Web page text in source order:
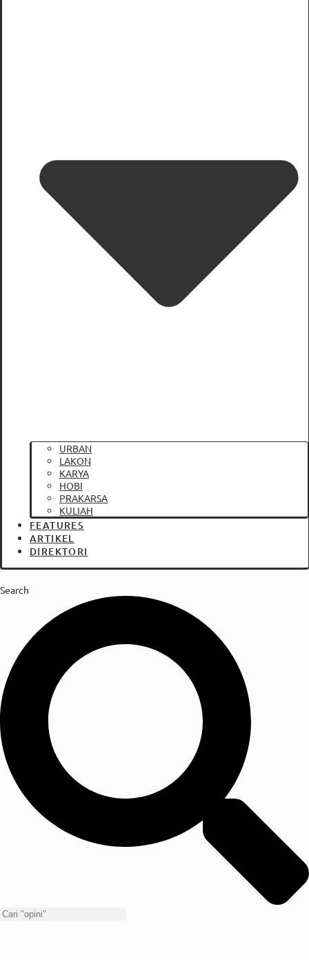
URBAN
LAKON
KARYA
HOBI
PRAKARSA
KULIAH
FEATURES
ARTIKEL
DIREKTORI
Search